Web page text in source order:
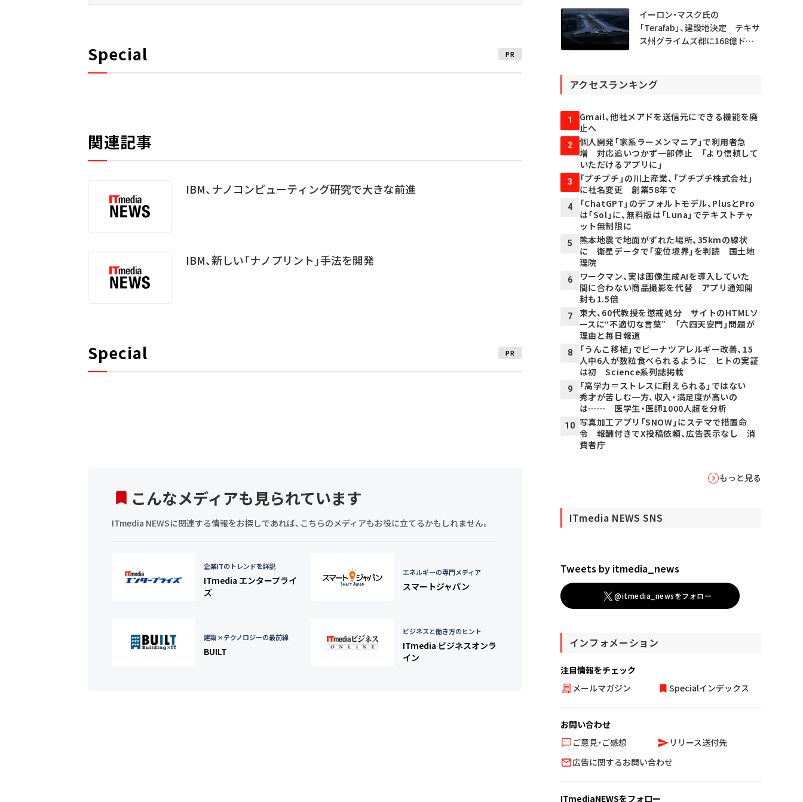
Special PR
関連記事
IBM、ナノコンピューティング研究で大きな前進
IBM、新しい「ナノプリント」手法を開発
Special PR
こんなメディアも見られています
ITmedia NEWSに関連する情報をお探しであれば、こちらのメディアもお役に立てるかもしれません。
企業ITのトレンドを詳説
ITmedia エンタープライ
ズ
エネルギーの専門メディア
スマートジャパン
建設×テクノロジーの最前線
BUILT
ビジネスと働き方のヒント
ITmedia ビジネスオンラ
イン
イーロン・マスク氏の
「Terafab」、建設地決定 テキサ
ス州グライムズ郡に168億ドル
アクセスランキング
1
Gmail、他社メアドを送信元にできる機能を廃
止へ
2
個人開発「家系ラーメンマニア」で利用者急
増 対応追いつかず一部停止 「より信頼して
いただけるアプリに」
3
「プチプチ」の川上産業、「プチプチ株式会社」
に社名変更 創業58年で
4
「ChatGPT」のデフォルトモデル、PlusとPro
は「Sol」に、無料版は「Luna」でテキストチャ
ット無制限に
5
熊本地震で地面がずれた場所、35kmの線状
に 衛星データで「変位境界」を判読 国土地
理院
6
ワークマン、実は画像生成AIを導入していた
間に合わない商品撮影を代替 アプリ通知開
封も1.5倍
7
東大、60代教授を懲戒処分 サイトのHTMLソ
ースに“不適切な言葉” 「六四天安門」問題が
理由と毎日報道
8
「うんこ移植」でピーナツアレルギー改善、15
人中6人が数粒食べられるように ヒトの実証
は初 Science系列誌掲載
9
「高学力＝ストレスに耐えられる」ではない
秀才が苦しむ一方、収入・満足度が高いの
は…… 医学生・医師1000人超を分析
10 写真加工アプリ「SNOW」にステマで措置命
令 報酬付きでX投稿依頼、広告表示なし 消
費者庁
もっと見る
ITmedia NEWS SNS
Tweets by itmedia_news
@itmedia_newsをフォロー
インフォメーション
注目情報をチェック
メールマガジン
Specialインデックス
お問い合わせ
ご意見・ご感想
リリース送付先
広告に関するお問い合わせ
ITmediaNEWSをフォロー